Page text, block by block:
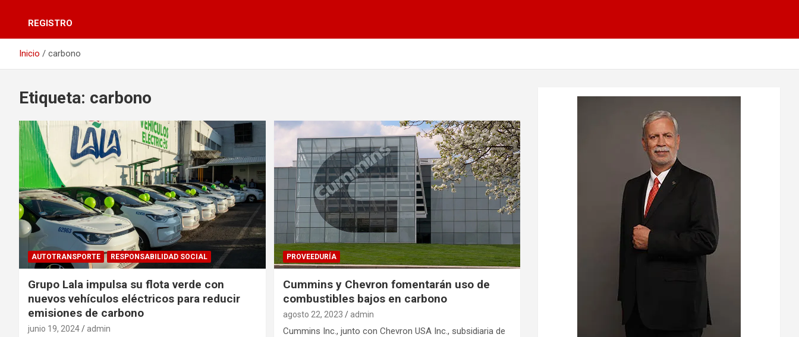
REGISTRO
Inicio carbono
Etiqueta: carbono
AUTOTRANSPORTE RESPONSABILIDAD SOCIAL
Grupo Lala impulsa su flota verde con
nuevos vehículos eléctricos para reducir
emisiones de carbono
junio 19, 2024 admin
PROVEEDURÍA
Cummins y Chevron fomentarán uso de
combustibles bajos en carbono
agosto 22, 2023 admin
Cummins Inc., junto con Chevron USA Inc., subsidiaria de